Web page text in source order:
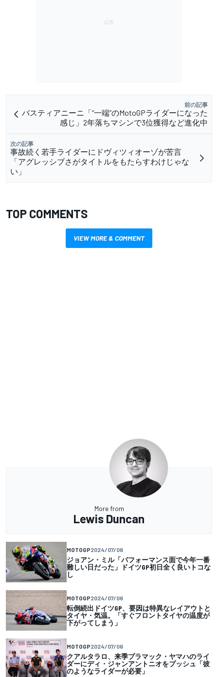
前の記事
バスティアニーニ「“一端”のMotoGPライダーになった
感じ」2年落ちマシンで3位獲得など進化中
次の記事
事故続く若手ライダーにドヴィツィオーゾが苦言
「アグレッシブさがタイトルをもたらすわけじゃな
い」
TOP COMMENTS
VIEW MORE & COMMENT
More from
Lewis Duncan
MOTOGP2024/07/06
ジョアン・ミル「パフォーマンス面で今年一番
難しい日だった」ドイツGP初日全く良いトコな
し
MOTOGP2024/07/06
転倒続出ドイツGP、要因は特異なレイアウトと
タイヤ・気温。「すぐフロントタイヤの温度が
下がってしまう」
MOTOGP2024/07/06
クアルタラロ、来季プラマック・ヤマハのライ
ダーにディ・ジャンアントニオをプッシュ「彼
のようなライダーが必要」